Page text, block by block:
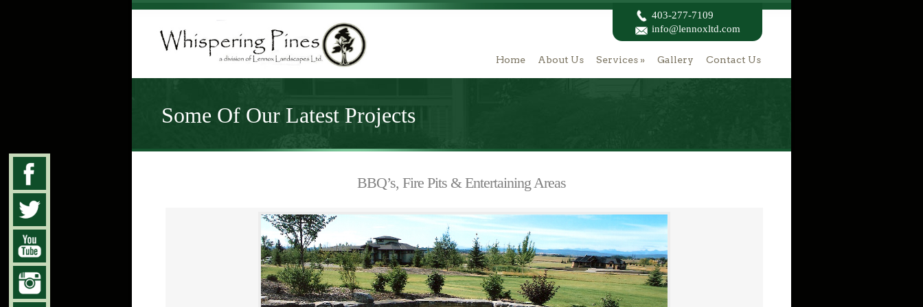
403-277-7109
info@lennoxltd.com
Home About Us Services » Gallery Contact Us
Some Of Our Latest Projects
BBQ’s, Fire Pits & Entertaining Areas